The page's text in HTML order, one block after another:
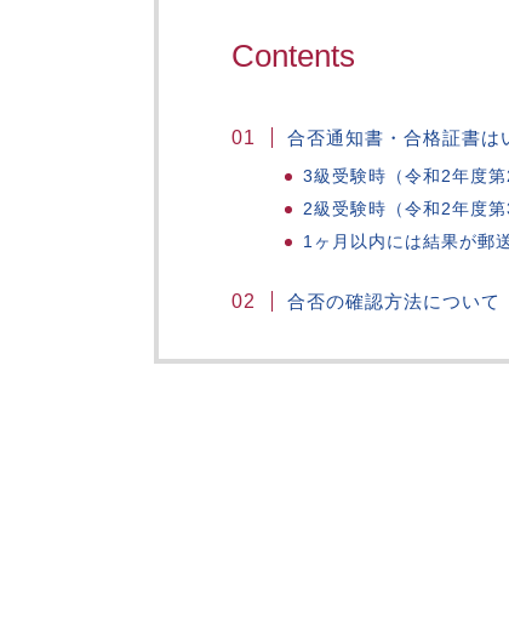
Contents
合否通知書・合格証書は
3級受験時（令和2年度第
2級受験時（令和2年度第
1ヶ月以内には結果が郵
合否の確認方法について